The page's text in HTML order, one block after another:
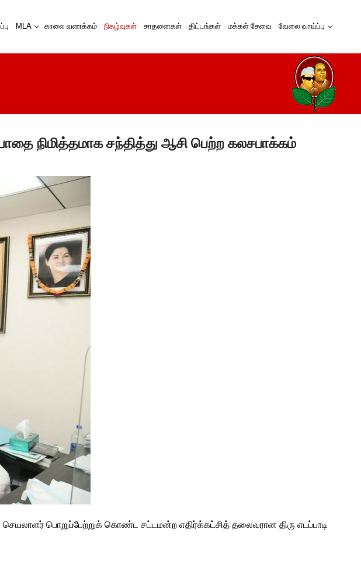
MLA காலை வணக்கம் நிகழ்வுகள் சாதனைகள் திட்டங்கள் மக்கள் சேவை வேலை வாய்ப்பு
நிமித்தமாக சந்தித்து ஆசி பெற்ற கலசபாக்கம்
பொறுப்பேற்றுக் கொண்ட சட்டமன்ற எதிர்க்கட்சித் தலைவரான திரு எடப்பாடி